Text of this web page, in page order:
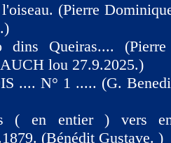
(Pierre
dins Queiras....
lou 27.9.2025.)
.... N° 1 ..... (G.
( en entier ) vers
(Bénédit Gustave. )